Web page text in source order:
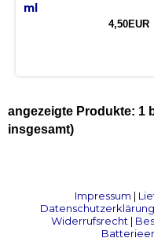
ml
4,50EUR
angezeigte Produkte: 1
insgesamt)
Impressum |
Datenschutzerklärung
Widerrufsrecht|